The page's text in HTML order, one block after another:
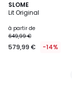
SLOME
Lit Original
à partir de
649,99 €
579,99 € -14%
2
Couleurs